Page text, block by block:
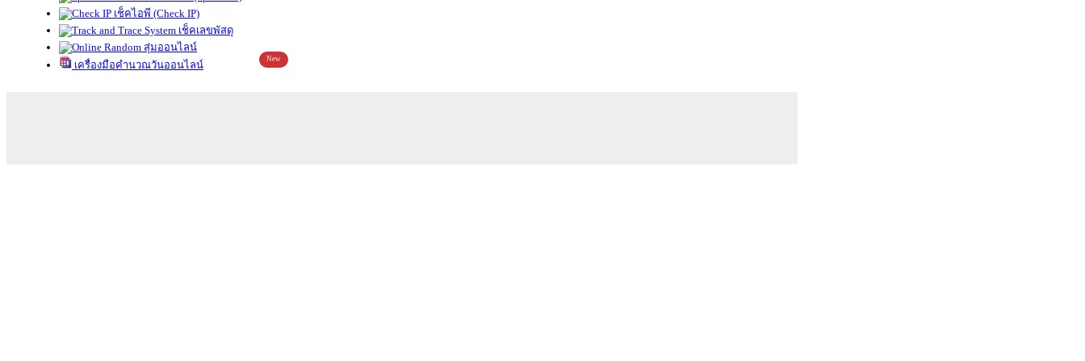
เช็คไอพี (Check IP)
เช็คเลขพัสดุ
สุ่มออนไลน์
เครื่องมือคำนวณวันออนไลน์
New